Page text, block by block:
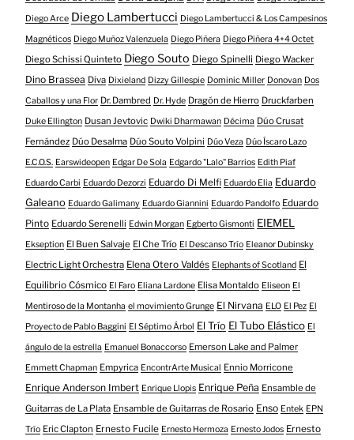
Diego Arce Diego Lambertucci Diego Lambertucci & Los Campesinos
Magnéticos Diego Muñoz Valenzuela Diego Piñera Diego Piñera 4+4 Octet
Diego Schissi Quinteto Diego Souto Diego Spinelli Diego Wacker
Dino Brassea Diva Dixieland Dizzy Gillespie Dominic Miller Donovan Dos
Caballos y una Flor Dr. Dambred Dr. Hyde Dragón de Hierro Druckfarben
Duke Ellington Dusan Jevtovic Dwiki Dharmawan Décima Dúo Crusat
Fernández Dúo Desalma Dúo Souto Volpini Dúo Veza Dúo Íscaro Lazo
E.C.O.S. Earswideopen Edgar De Sola Edgardo "Lalo" Barrios Edith Piaf
Eduardo Carbi Eduardo Dezorzi Eduardo Di Melfi Eduardo Elia Eduardo
Galeano Eduardo Galimany Eduardo Giannini Eduardo Pandolfo Eduardo
Pinto Eduardo Serenelli Edwin Morgan Egberto Gismonti EIEMEL
Ekseption El Buen Salvaje El Che Trío El Descanso Trío Eleanor Dubinsky
Electric Light Orchestra Elena Otero Valdés Elephants of Scotland El
Equilibrio Cósmico El Faro Eliana Lardone Elisa Montaldo Eliseon El
Mentiroso de la Montanha el movimiento Grunge El Nirvana ELO El Pez El
Proyecto de Pablo Baggini El Séptimo Árbol El Trío El Tubo Elástico El
ángulo de la estrella Emanuel Bonaccorso Emerson Lake and Palmer
Emmett Chapman Empyrica EncontrArte Musical Ennio Morricone
Enrique Anderson Imbert Enrique Llopis Enrique Peña Ensamble de
Guitarras de La Plata Ensamble de Guitarras de Rosario Enso Entek EPN
Trío Eric Clapton Ernesto Fucile Ernesto Hermoza Ernesto Jodos Ernesto